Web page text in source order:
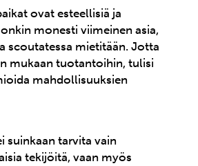
ovat esteellisiä ja
monesti viimeinen asia,
scoutatessa mietitään. Jotta
mukaan tuotantoihin, tulisi
mahdollisuuksien
suinkaan tarvita vain
tekijöitä, vaan myös